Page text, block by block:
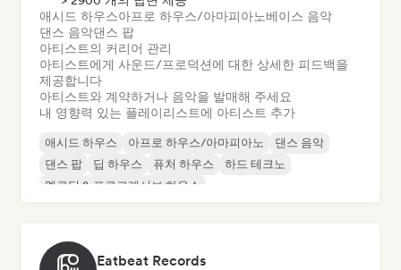
애시드 하우스아프로 하우스/아마피아노베이스 음악
댄스 음악댄스 팝
아티스트의 커리어 관리
아티스트에게 사운드/프로덕션에 대한 상세한 피드백을
제공합니다
아티스트와 계약하거나 음악을 발매해 주세요
내 영향력 있는 플레이리스트에 아티스트 추가
애시드 하우스 아프로 하우스/아마피아노
댄스 음악
댄스 팝
딥 하우스 퓨처 하우스
하드 테크노
멜로딕 & 프로그레시브 하우스
Eatbeat Records